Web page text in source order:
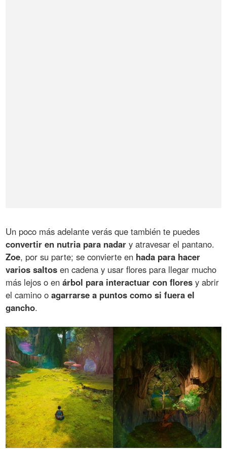
Un poco más adelante verás que también te puedes
convertir en nutria para nadar y atravesar el pantano.
Zoe, por su parte; se convierte en hada para hacer
varios saltos en cadena y usar flores para llegar mucho
más lejos o enárbol para interactuar con flores y abrir
el camino oagarrarse a puntos como si fuera el
gancho.